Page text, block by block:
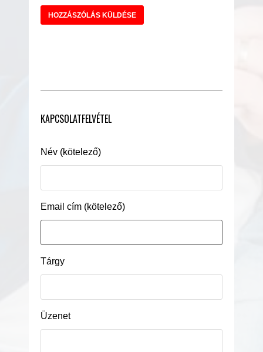
KAPCSOLATFELVÉTEL
Név (kötelező)
Email cím (kötelező)
Tárgy
Üzenet